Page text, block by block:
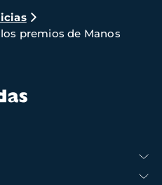
premios de Manos